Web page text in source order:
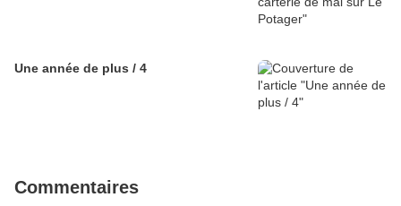
Une année de plus / 4
Commentaires